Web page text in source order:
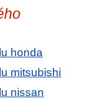
honda
mitsubishi
nissan